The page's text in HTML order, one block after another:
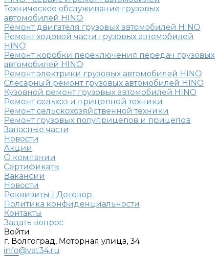
Техническое обслуживание грузовых
автомобилей HINO
Ремонт двигателя грузовых автомобилей HINO
Ремонт ходовой части грузовых автомобилей
HINO
Ремонт коробки переключения передач грузовых
автомобилей HINO
Ремонт электрики грузовых автомобилей HINO
Слесарный ремонт грузовых автомобилей HINO
Кузовной ремонт грузовых автомобилей HINO
Ремонт сельхоз и прицепной техники
Ремонт сельскохозяйственной техники
Ремонт грузовых полуприцепов и прицепов
Запасные части
Новости
Акции
О компании
Сертификаты
Вакансии
Новости
Реквизиты | Договор
Политика конфиденциальности
Контакты
Задать вопрос
Войти
г. Волгоград, Моторная улица, 34
info@vat34.ru